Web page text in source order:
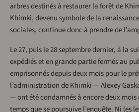
arbres destinés à restaurer la forêt de
Khimki, devenu symbole de la
sociales, continue donc à prendre de
Le 27, puis le 28 septembre dernier, à la
expédiés et en grande partie fermés au
emprisonnés depuis deux mois pour le
l’administration de Khimki — Alexey
— ont été condamnés à encore deux
temps que se poursuive l’enquête. Ni les